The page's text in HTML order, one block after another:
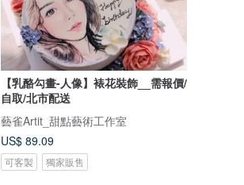
【乳酪勾畫-人像】裱花裝飾__需報價/
自取/北市配送
藝雀Artit_甜點藝術工作室
US$ 89.09
可客製 獨家販售